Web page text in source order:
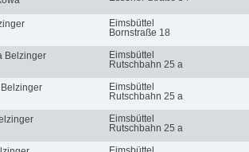
Eimsbüttel
Bornstraße 18
Belzinger
Eimsbüttel
Rutschbahn 25 a
Eimsbüttel
Rutschbahn 25 a
Eimsbüttel
Rutschbahn 25 a